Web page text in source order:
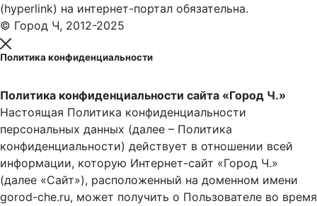
(hyperlink) на интернет-портал обязательна.
© Город Ч, 2012-2025
Политика конфиденциальности
Политика конфиденциальности сайта «Город Ч.»
Настоящая Политика конфиденциальности
персональных данных (далее – Политика
конфиденциальности) действует в отношении всей
информации, которую Интернет-сайт «Город Ч.»
(далее «Сайт»), расположенный на доменном имени
gorod-che.ru, может получить о Пользователе во время